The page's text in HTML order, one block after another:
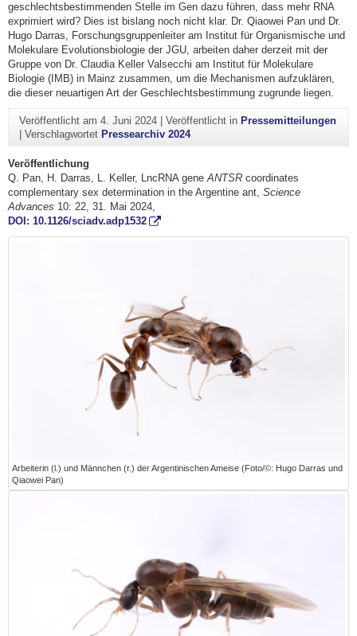
geschlechtsbestimmenden Stelle im Gen dazu führen, dass mehr RNA
exprimiert wird? Dies ist bislang noch nicht klar. Dr. Qiaowei Pan und Dr.
Hugo Darras, Forschungsgruppenleiter am Institut für Organismische und
Molekulare Evolutionsbiologie der JGU, arbeiten daher derzeit mit der
Gruppe von Dr. Claudia Keller Valsecchi am Institut für Molekulare
Biologie (IMB) in Mainz zusammen, um die Mechanismen aufzuklären,
die dieser neuartigen Art der Geschlechtsbestimmung zugrunde liegen.
Veröffentlicht am 4. Juni 2024| Veröffentlicht in Pressemitteilungen
Verschlagwortet Pressearchiv 2024
Veröffentlichung
Q. Pan, H. Darras, L. Keller, LncRNA gene ANTSR coordinates
complementary sex determination in the Argentine ant, Science
Advances 10: 22, 31. Mai 2024,
DOI: 10.1126/sciadv.adp1532
Arbeiterin (l.) und Männchen (r.) der Argentinischen Ameise (Foto/©: Hugo Darras und
Qiaowei Pan)